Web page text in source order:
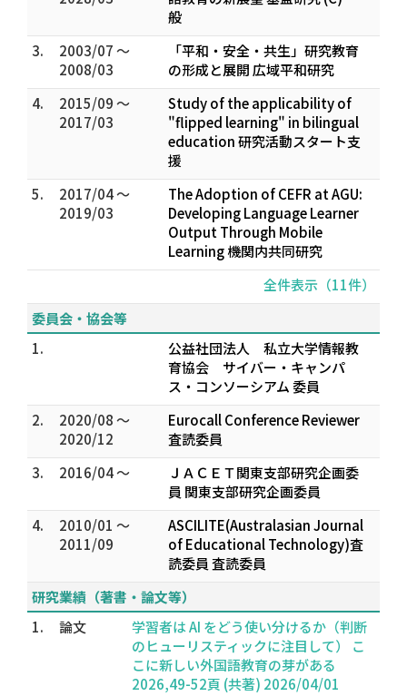
般
3.
2003/07 ～
2008/03
「平和・安全・共生」研究教育
の形成と展開 広域平和研究
4.
2015/09 ～
2017/03
Study of the applicability of
"flipped learning" in bilingual
education 研究活動スタート支
援
5.
2017/04 ～
2019/03
The Adoption of CEFR at AGU:
Developing Language Learner
Output Through Mobile
Learning 機関内共同研究
全件表示（11件）
委員会・協会等
1.
公益社団法人 私立大学情報教
育協会 サイバー・キャンパ
ス・コンソーシアム 委員
2.
2020/08 ～
2020/12
Eurocall Conference Reviewer
査読委員
3.
2016/04 ～
ＪＡＣＥＴ関東支部研究企画委
員 関東支部研究企画委員
4.
2010/01 ～
2011/09
ASCILITE(Australasian Journal
of Educational Technology)査
読委員 査読委員
研究業績（著書・論文等）
1.
論文
学習者は AI をどう使い分けるか（判断
のヒューリスティックに注目して） こ
こに新しい外国語教育の芽がある
2026,49-52頁 (共著) 2026/04/01